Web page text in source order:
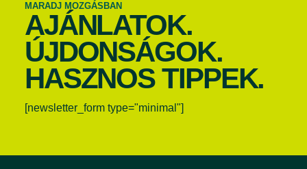
MARADJ MOZGÁSBAN
AJÁNLATOK.
ÚJDONSÁGOK.
HASZNOS TIPPEK.
[newsletter_form type="minimal"]